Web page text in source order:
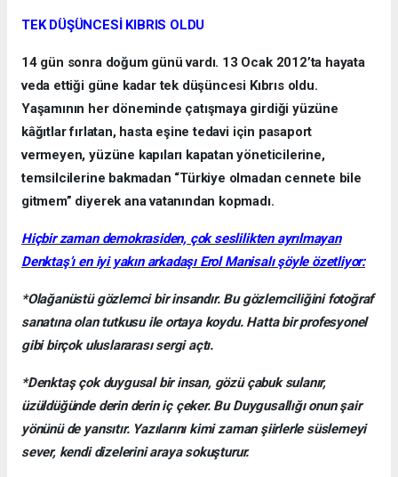
TEK DÜŞÜNCESİ KIBRIS OLDU
14 gün sonra doğum günü vardı. 13 Ocak 2012’ta hayata
veda ettiği güne kadar tek düşüncesi Kıbrıs oldu.
Yaşamının her döneminde çatışmaya girdiği yüzüne
kâğıtlar fırlatan, hasta eşine tedavi için pasaport
vermeyen, yüzüne kapıları kapatan yöneticilerine,
temsilcilerine bakmadan “Türkiye olmadan cennete bile
gitmem” diyerek ana vatanından kopmadı.
Hiçbir zaman demokrasiden, çok seslilikten ayrılmayan
Denktaş’ı en iyi yakın arkadaşı Erol Manisalı şöyle özetliyor:
*Olağanüstü gözlemci bir insandır. Bu gözlemciliğini fotoğraf
sanatına olan tutkusu ile ortaya koydu. Hatta bir profesyonel
gibi birçok uluslararası sergi açtı.
*Denktaş çok duygusal bir insan, gözü çabuk sulanır,
üzüldüğünde derin derin iç çeker. Bu Duygusallığı onun şair
yönünü de yansıtır. Yazılarını kimi zaman şiirlerle süslemeyi
sever, kendi dizelerini araya sokuşturur.